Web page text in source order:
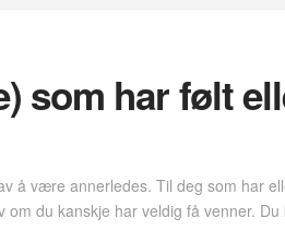
som har følt
å være annerledes. Til deg som har
du kanskje har veldig få venner.